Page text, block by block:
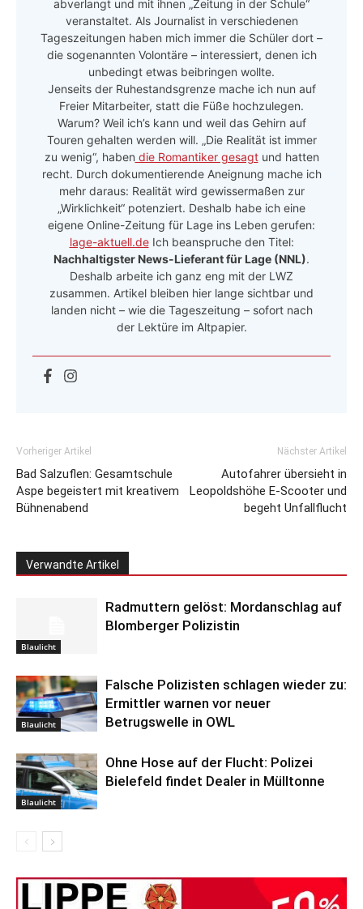
abverlangt und mit ihnen „Zeitung in der Schule“
veranstaltet. Als Journalist in verschiedenen
Tageszeitungen haben mich immer die Schüler dort –
die sogenannten Volontäre – interessiert, denen ich
unbedingt etwas beibringen wollte.
Jenseits der Ruhestandsgrenze mache ich nun auf
Freier Mitarbeiter, statt die Füße hochzulegen.
Warum? Weil ich’s kann und weil das Gehirn auf
Touren gehalten werden will. „Die Realität ist immer
zu wenig“, haben die Romantiker gesagtund hatten
recht. Durch dokumentierende Aneignung mache ich
mehr daraus: Realität wird gewissermaßen zur
„Wirklichkeit“ potenziert. Deshalb habe ich eine
eigene Online-Zeitung für Lage ins Leben gerufen:
lage-aktuell.deIch beanspruche den Titel:
Nachhaltigster News-Lieferant für Lage (NNL).
Deshalb arbeite ich ganz eng mit der LWZ
zusammen. Artikel bleiben hier lange sichtbar und
landen nicht – wie die Tageszeitung – sofort nach
der Lektüre im Altpapier.
Vorheriger Artikel
Bad Salzuflen: Gesamtschule
Aspe begeistert mit kreativem
Bühnenabend
Nächster Artikel
Autofahrer übersieht in
Leopoldshöhe E-Scooter und
begeht Unfallflucht
Verwandte Artikel
Blaulicht
Radmuttern gelöst: Mordanschlag auf
Blomberger Polizistin
Blaulicht
Falsche Polizisten schlagen wieder zu:
Ermittler warnen vor neuer
Betrugswelle in OWL
Blaulicht
Ohne Hose auf der Flucht: Polizei
Bielefeld findet Dealer in Mülltonne